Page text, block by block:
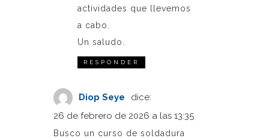
actividades que llevemos
a cabo.
Un saludo.
RESPONDER
Diop Seye
dice:
26 de febrero de 2026 a las 13:35
Busco un curso de soldadura